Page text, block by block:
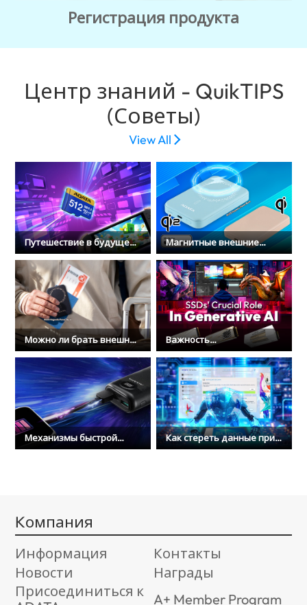
Регистрация продукта
Центр знаний - QuikTIPS
(Советы)
View All
Путешествие в будущее с
ADATA SD7.1 для игровой
консоли Switch 2
Магнитные внешние
аккумуляторы: Чем
отличается Qi2 от
MagSafe и как выбрать
зарядку
Можно ли брать внешний
аккумулятор в самолет?
Советы по безопасности
в поездке
Важность
твердотельных
накопителей для
генеративного ИИ
Механизмы быстрой
зарядки и защиты для
Как стереть данные при
замене старого
Kомпания
Информация
Контакты
Новости
Награды
Присоединиться к A+ Member Program